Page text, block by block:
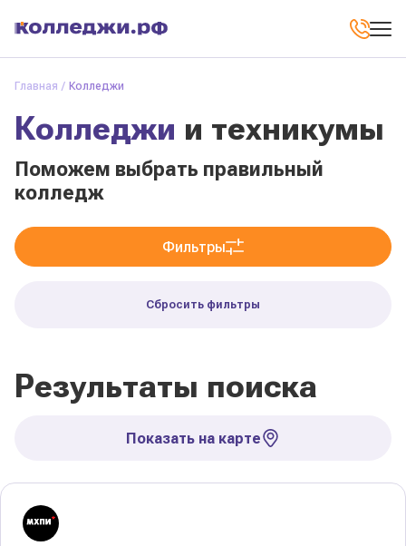
Главная Колледжи
Колледжи и техникумы
Поможем выбрать правильный
колледж
Фильтры
Сбросить фильтры
Результаты поиска
Показать на карте